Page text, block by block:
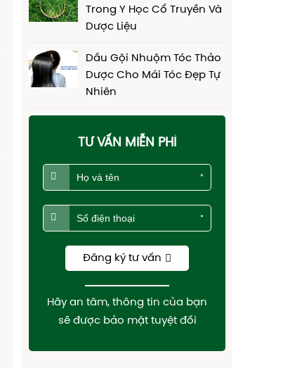
Trong Y Học Cổ Truyền Và
Dược Liệu
Dầu Gội Nhuộm Tóc Thảo
Dược Cho Mái Tóc Đẹp Tự
Nhiên
TƯ VẤN MIỄN PHÍ
*
*
Đăng ký tư vấn
Hãy an tâm, thông tin của bạn
sẽ được bảo mật tuyệt đối